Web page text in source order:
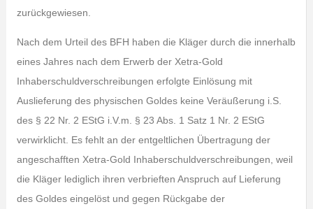
zurückgewiesen.
Nach dem Urteil des BFH haben die Kläger durch die innerhalb
eines Jahres nach dem Erwerb der Xetra-Gold
Inhaberschuldverschreibungen erfolgte Einlösung mit
Auslieferung des physischen Goldes keine Veräußerung i.S.
des § 22 Nr. 2 EStG i.V.m. § 23 Abs. 1 Satz 1 Nr. 2 EStG
verwirklicht. Es fehlt an der entgeltlichen Übertragung der
angeschafften Xetra-Gold Inhaberschuldverschreibungen, weil
die Kläger lediglich ihren verbrieften Anspruch auf Lieferung
des Goldes eingelöst und gegen Rückgabe der